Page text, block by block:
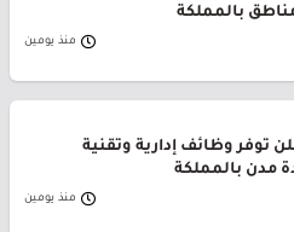
بالمملكة
منذ يومين
توفر وظائف إدارية وتقنية
مدن بالمملكة
منذ يومين